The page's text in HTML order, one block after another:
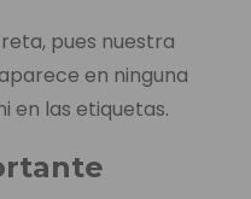
pues nuestra
en ninguna
en las etiquetas.